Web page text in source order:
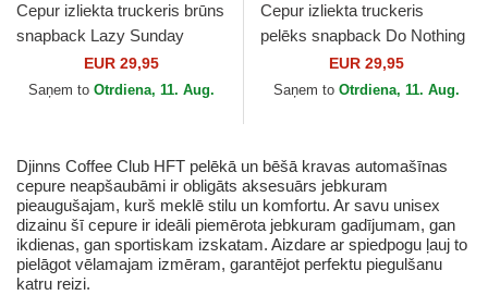
Cepur izliekta truckeris brūns
snapback Lazy Sunday
Coffee HFT no Djinns
EUR 29,95
Saņem to Otrdiena, 11. Aug.
Cepur izliekta truckeris
pelēks snapback Do Nothing
Club HFT DNC New 1.6 no
Djinns
EUR 29,95
Saņem to Otrdiena, 11. Aug.
Djinns Coffee Club HFT pelēkā un bēšā kravas automašīnas
cepure neapšaubāmi ir obligāts aksesuārs jebkuram
pieaugušajam, kurš meklē stilu un komfortu. Ar savu unisex
dizainu šī cepure ir ideāli piemērota jebkuram gadījumam, gan
ikdienas, gan sportiskam izskatam. Aizdare ar spiedpogu ļauj to
pielāgot vēlamajam izmēram, garantējot perfektu piegulšanu
katru reizi.